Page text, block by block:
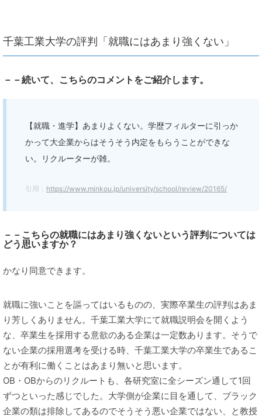
千葉工業大学の評判「就職にはあまり強くない」
－－続いて、こちらのコメントをご紹介します。
【就職・進学】あまりよくない。学歴フィルターに引っか
かって大企業からはそうそう内定をもらうことができな
い。リクルーターが雑。
引用： https://www.minkou.jp/university/school/review/20165/
－－こちらの就職にはあまり強くないという評判については
どう思いますか？
かなり同意できます。
就職に強いことを謳ってはいるものの、実際卒業生の評判はあま
り芳しくありません。千葉工業大学にて就職説明会を開くよう
な、卒業生を採用する意欲のある企業は一定数あります。そうで
ない企業の採用選考を受ける時、千葉工業大学の卒業生であるこ
とが有利に働くことはあまり無いと思います。
OB・OBからのリクルートも、各研究室に全シーズン通して1回
ずつといった感じでした。大学側が企業に目を通して、ブラック
企業の類は排除してあるのでそうそう悪い企業ではない、と教授